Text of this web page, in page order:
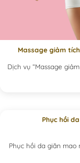
Massage giảm
Dịch vụ “Massage
Phục hồi
Phục hồi da giãn mao